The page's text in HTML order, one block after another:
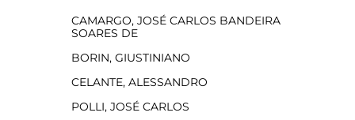
CAMARGO, JOSÉ CARLOS BANDEIRA
SOARES DE
BORIN, GIUSTINIANO
CELANTE, ALESSANDRO
POLLI, JOSÉ CARLOS